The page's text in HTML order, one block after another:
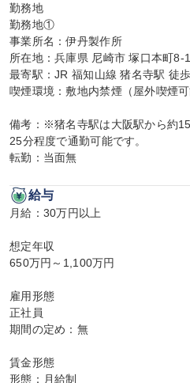
勤務地
勤務地①
事業所名：伊丹製作所
所在地：兵庫県 尼崎市 塚口本町8-
最寄駅：JR 福知山線 猪名寺駅 徒
喫煙環境：敷地内禁煙（屋外喫煙可
備考：※猪名寺駅は大阪駅から約
25分程度で通勤可能です。
転勤：当面無
給与
月給：30万円以上
想定年収
650万円～1,100万円
雇用形態
正社員
期間の定め：無
賃金形態
形態：月給制